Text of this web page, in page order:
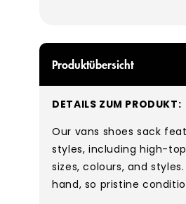
Produktübersicht
DETAILS ZUM PRODUKT:
Our vans shoes sack
styles, including high-
sizes, colours, and
hand, so pristine